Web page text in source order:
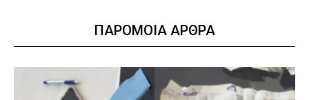
ΠΑΡΟΜΟΙΑ ΑΡΘΡΑ